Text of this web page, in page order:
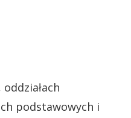
podstawowych i